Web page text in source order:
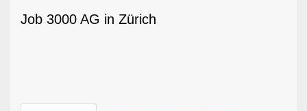
Job 3000 AG in Zürich